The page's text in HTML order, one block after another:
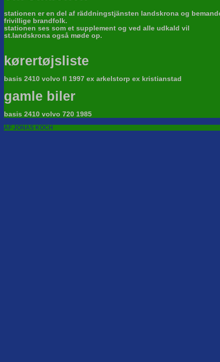
stationen er en del af räddningstjänsten landskrona og
frivillige brandfolk.
stationen ses som et supplement og ved alle udkald vil
st.landskrona også møde op.
kørertøjsliste
basis 2410 volvo fl 1997 ex arkelstorp ex kristianstad
gamle biler
basis 2410 volvo 720 1985
AF JONAS KOCH